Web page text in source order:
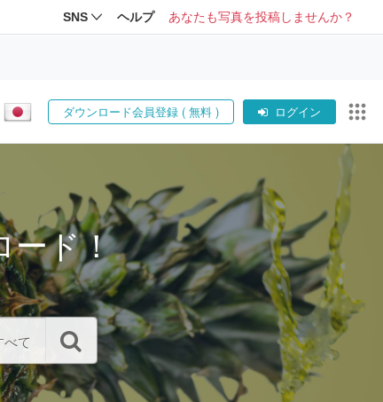
SNS ヘルプ あなたも写真を投稿しませんか？
ダウンロード会員登録 ( 無料 ) ログイン
ード！
べて